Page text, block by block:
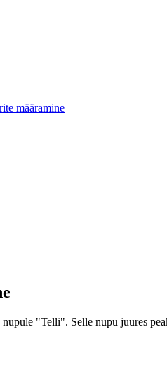
määramine
"Telli". Selle nupu juures